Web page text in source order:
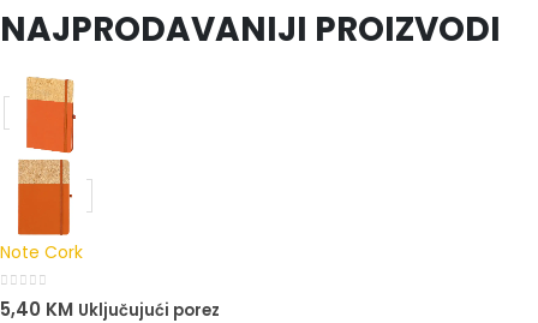
NAJPRODAVANIJI PROIZVODI
Note Cork
0out of 5
5,40 KM Uključujući porez